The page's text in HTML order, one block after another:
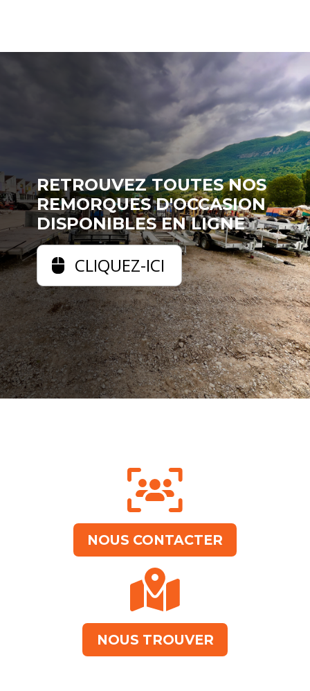
RETROUVEZ TOUTES NOS
REMORQUES D'OCCASION
DISPONIBLES EN LIGNE
CLIQUEZ-ICI
NOUS CONTACTER
NOUS TROUVER